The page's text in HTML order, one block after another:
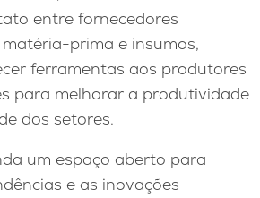
entre fornecedores
prima e insumos,
ferramentas aos produtores
para melhorar a produtividade
dos setores.
um espaço aberto para
e as inovações